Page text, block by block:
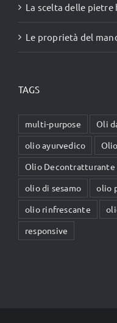
La scelta delle
Le proprietà del
TAGS
multi-purpose
Oli
olio ayurvedico
Olio Decontratturante
olio di sesamo
olio
olio rinfrescante
responsive